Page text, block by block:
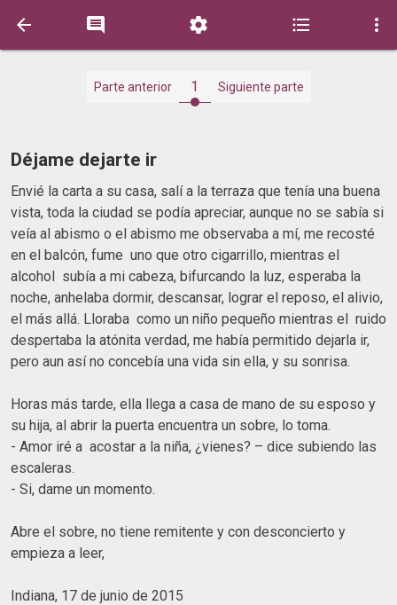
    
Parte anterior 1 Siguiente parte
Déjame dejarte ir
Envié la carta a su casa, salí a la terraza que tenía una buena
vista, toda la ciudad se podía apreciar, aunque no se sabía si
veía al abismo o el abismo me observaba a mí, me recosté
en el balcón, fume uno que otro cigarrillo, mientras el
alcohol subía a mi cabeza, bifurcando la luz, esperaba la
noche, anhelaba dormir, descansar, lograr el reposo, el alivio,
el más allá. Lloraba como un niño pequeño mientras el ruido
despertaba la atónita verdad, me había permitido dejarla ir,
pero aun así no concebía una vida sin ella, y su sonrisa.
Horas más tarde, ella llega a casa de mano de su esposo y
su hija, al abrir la puerta encuentra un sobre, lo toma.
- Amor iré a acostar a la niña, ¿vienes? – dice subiendo las
escaleras.
- Si, dame un momento.
Abre el sobre, no tiene remitente y con desconcierto y
empieza a leer,
Indiana, 17 de junio de 2015